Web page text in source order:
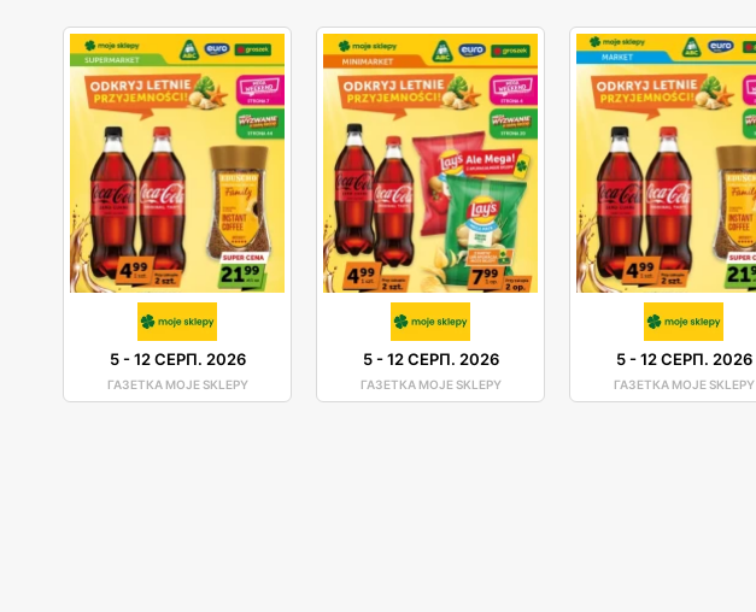
5-12 СЕРП. 2026
ГАЗЕТКА MOJE SKLEPY
5-12 СЕРП. 2026
ГАЗЕТКА MOJE SKLEPY
5-12 СЕРП. 2026
ГАЗЕТКА MOJE SKLEPY